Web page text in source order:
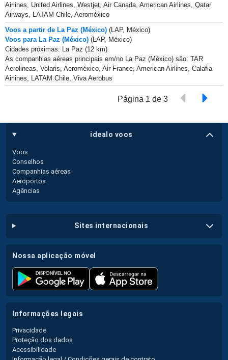
Airlines, United Airlines, Westjet, Air Canada, American Airlines, Qatar
Airways, LATAM Chile, Aeroméxico
Voos a partir de La Paz (México) (LAP, México)
Voos para La Paz (México) (LAP, México)
Cidades próximas: La Paz (12 km)
As companhias aéreas principais em/no La Paz (México) são: TAR
Aerolineas, Volaris, Aeroméxico, Air France, American Airlines, Calafia
Airlines, LATAM Chile, Viva Aerobus
Página 1 de 3
idealo voos
Voos
Conselhos
Companhias aéreas
Aeroportos
Agências
sites internacionais
nossa aplicação móvel
informações legais
Privacidade
Proteção dos dados
Acessibilidade